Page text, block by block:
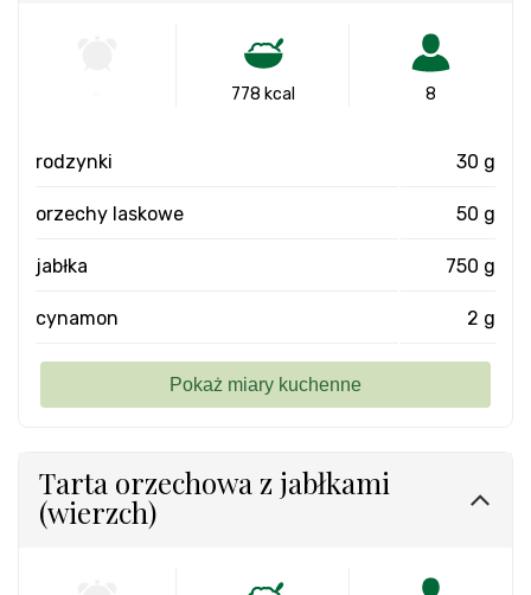
778 kcal 8
rodzynki 30 g
orzechy laskowe 50 g
jabłka 750 g
cynamon 2 g
Tarta orzechowa z jabłkami
(wierzch)